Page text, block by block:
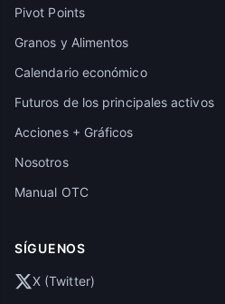
Pivot Points
Granos y Alimentos
Calendario económico
Futuros de los principales activos
Acciones + Gráficos
Nosotros
Manual OTC
SÍGUENOS
X (Twitter)